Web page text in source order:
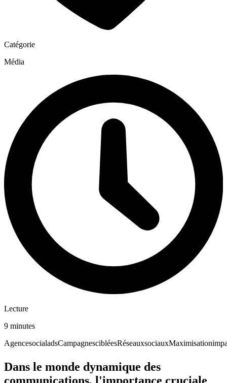
Catégorie
Média
Lecture
9 minutes
AgencesocialadsCampagnescibléesRéseauxsociauxMaximisation
Dans le monde dynamique des
communications, l'importance cruciale